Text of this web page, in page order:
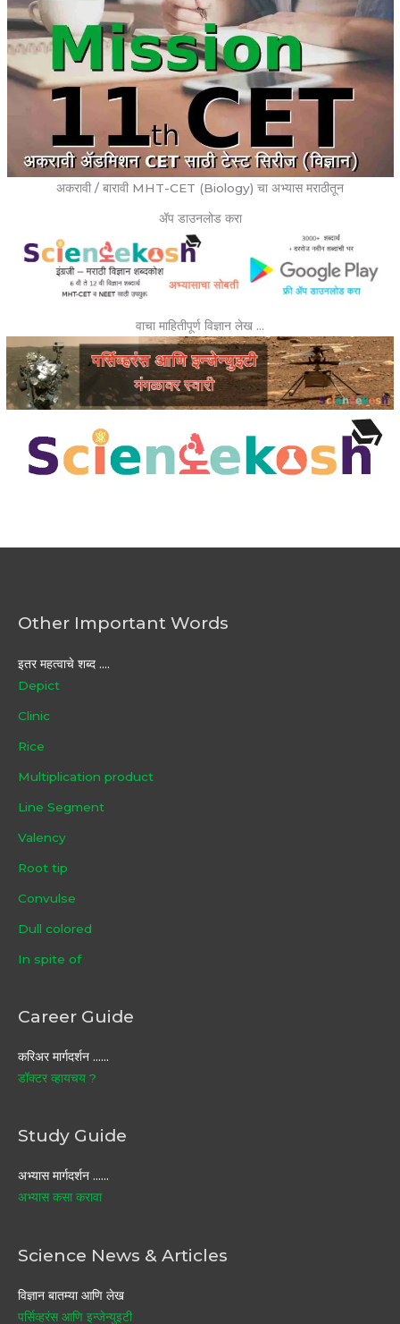
अकरावी / बारावी MHT-CET (Biology) चा अभ्यास मराठीतून
ॲप डाउनलोड करा
वाचा माहितीपूर्ण विज्ञान लेख …
Other Important Words
इतर महत्वाचे शब्द ....
Depict
Clinic
Rice
Multiplication product
Line Segment
Valency
Root tip
Convulse
Dull colored
In spite of
Career Guide
करिअर मार्गदर्शन ……
डॉक्टर व्हायचय ?
Study Guide
अभ्यास मार्गदर्शन ……
अभ्यास कसा करावा
Science News & Articles
विज्ञान बातम्या आणि लेख
पर्सिव्हरंस आणि इन्जेन्युइटी